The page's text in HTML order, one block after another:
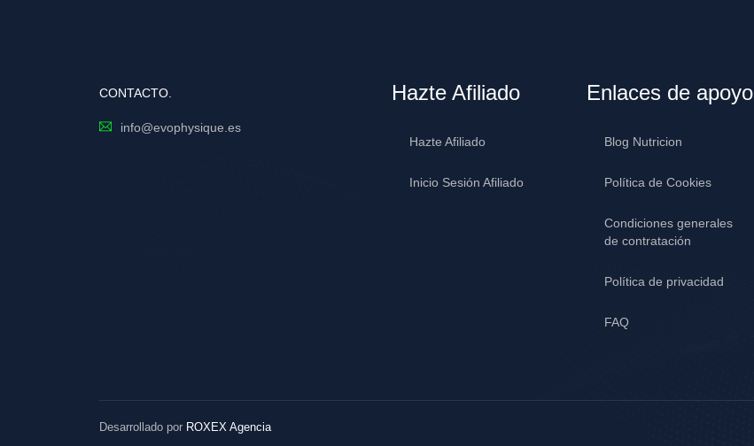
CONTACTO.
info@evophysique.es
Hazte Afiliado
Hazte Afiliado
Inicio Sesión Afiliado
Enlaces de apoyo
Blog Nutricion
Política de Cookies
Condiciones generales
de contratación
Política de privacidad
FAQ
Desarrollado por ROXEX Agencia